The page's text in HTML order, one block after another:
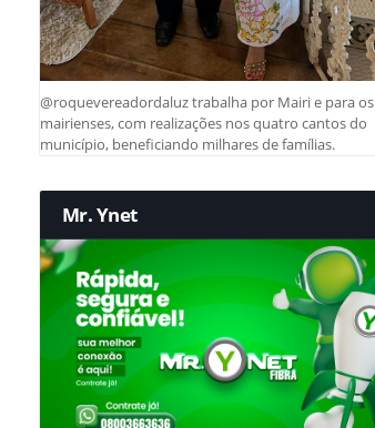
@roquevereadordaluz trabalha por Mairi e para os
mairienses, com realizações nos quatro cantos do
município, beneficiando milhares de famílias.
Mr. Ynet